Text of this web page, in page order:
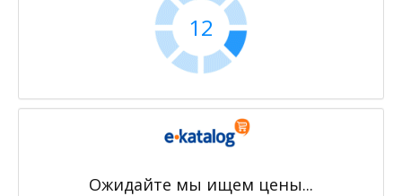
11
Ожидайте мы ищем цены...